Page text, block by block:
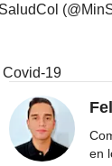
19
en